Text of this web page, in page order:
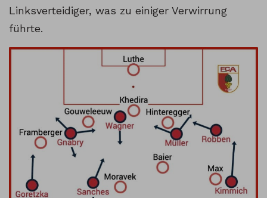
Linksverteidiger, was zu einiger Verwirrung
führte.